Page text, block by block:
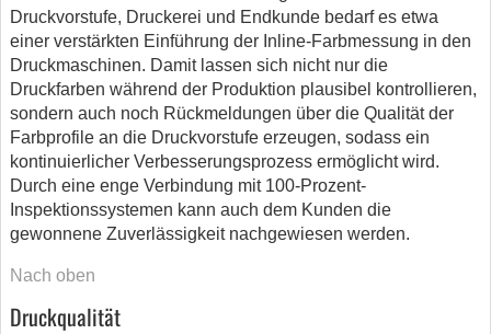
Druckvorstufe, Druckerei und Endkunde bedarf es etwa
einer verstärkten Einführung der Inline-Farbmessung in den
Druckmaschinen. Damit lassen sich nicht nur die
Druckfarben während der Produktion plausibel kontrollieren,
sondern auch noch Rückmeldungen über die Qualität der
Farbprofile an die Druckvorstufe erzeugen, sodass ein
kontinuierlicher Verbesserungsprozess ermöglicht wird.
Durch eine enge Verbindung mit 100-Prozent-
Inspektionssystemen kann auch dem Kunden die
gewonnene Zuverlässigkeit nachgewiesen werden.
Nach oben
Druckqualität